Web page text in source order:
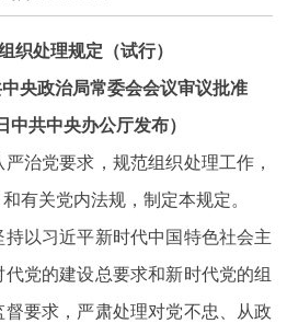
织处理规定（试行）
中央政治局常委会会议审议批准
中共中央办公厅发布）
治党要求，规范组织处理工作，
有关党内法规，制定本规定。
以习近平新时代中国特色社会主
党的建设总要求和新时代党的组
要求，严肃处理对党不忠、从政